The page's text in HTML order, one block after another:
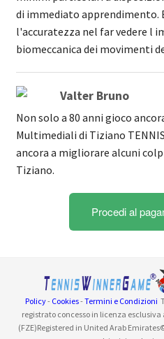
di immediato apprendimento.
l'accuratezza nel far vedere l
biomeccanica dei movimenti
Valter Bruno
Non solo a 80 anni gioco
Multimediali di Tiziano
ancora a migliorare alcuni
Tiziano.
Procedi al
Policy- Cookies-Termini e Condizioni
registrato concesso in licenza esclusiva
(FZE)Registered in United Arab Emirates